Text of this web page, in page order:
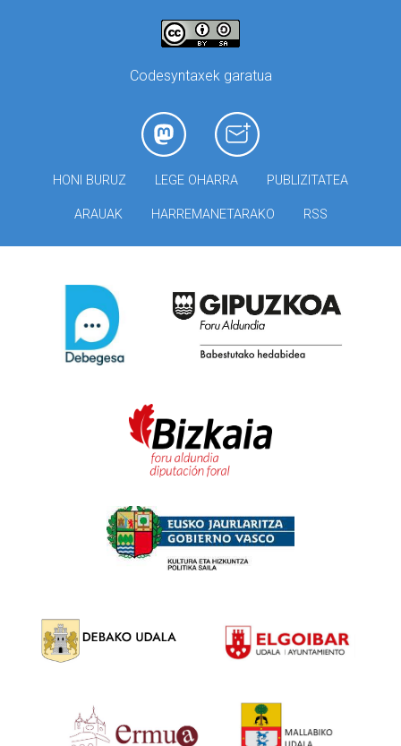
Codesyntaxek garatua
HONI BURUZ LEGE OHARRA PUBLIZITATEA
ARAUAK HARREMANETARAKO RSS